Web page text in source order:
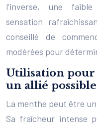
l’inverse, une
sensation
conseillé de
modérées pour
Utilisation pour
un allié possible
La menthe peut être
Sa fraîcheur intense